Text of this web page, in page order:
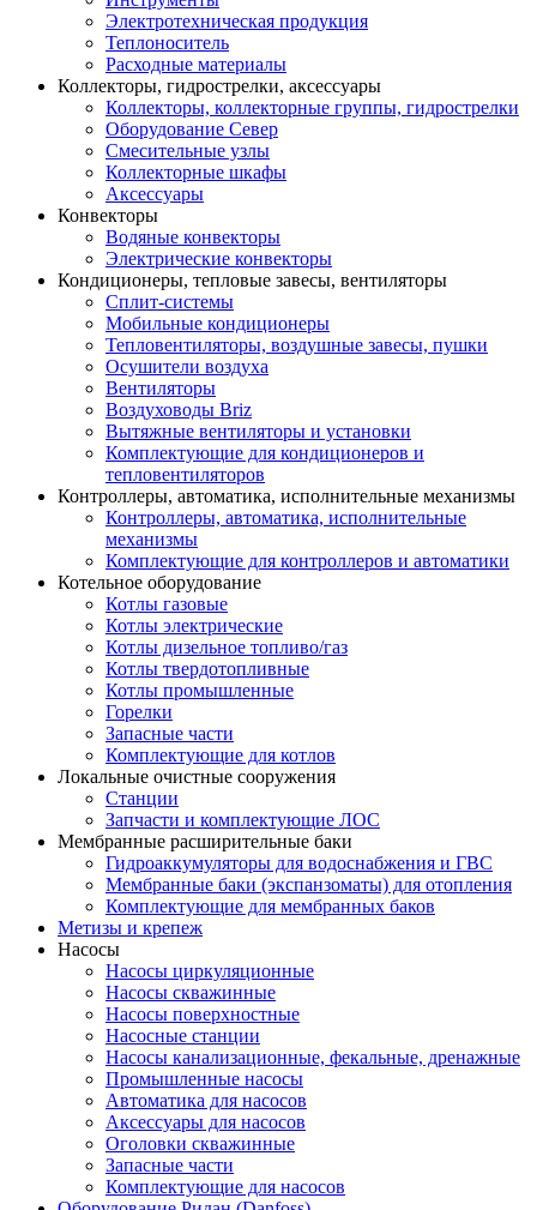
Электротехническая продукция
Теплоноситель
Расходные материалы
Коллекторы, гидрострелки, аксессуары
Коллекторы, коллекторные группы, гидрострелки
Оборудование Север
Смесительные узлы
Коллекторные шкафы
Аксессуары
Конвекторы
Водяные конвекторы
Электрические конвекторы
Кондиционеры, тепловые завесы, вентиляторы
Сплит-системы
Мобильные кондиционеры
Тепловентиляторы, воздушные завесы, пушки
Осушители воздуха
Вентиляторы
Воздуховоды Briz
Вытяжные вентиляторы и установки
Комплектующие для кондиционеров и
тепловентиляторов
Контроллеры, автоматика, исполнительные механизмы
Контроллеры, автоматика, исполнительные
механизмы
Комплектующие для контроллеров и автоматики
Котельное оборудование
Котлы газовые
Котлы электрические
Котлы дизельное топливо/газ
Котлы твердотопливные
Котлы промышленные
Горелки
Запасные части
Комплектующие для котлов
Локальные очистные сооружения
Станции
Запчасти и комплектующие ЛОС
Мембранные расширительные баки
Гидроаккумуляторы для водоснабжения и ГВС
Мембранные баки (экспанзоматы) для отопления
Комплектующие для мембранных баков
Метизы и крепеж
Насосы
Насосы циркуляционные
Насосы скважинные
Насосы поверхностные
Насосные станции
Насосы канализационные, фекальные, дренажные
Промышленные насосы
Автоматика для насосов
Аксессуары для насосов
Оголовки скважинные
Запасные части
Комплектующие для насосов